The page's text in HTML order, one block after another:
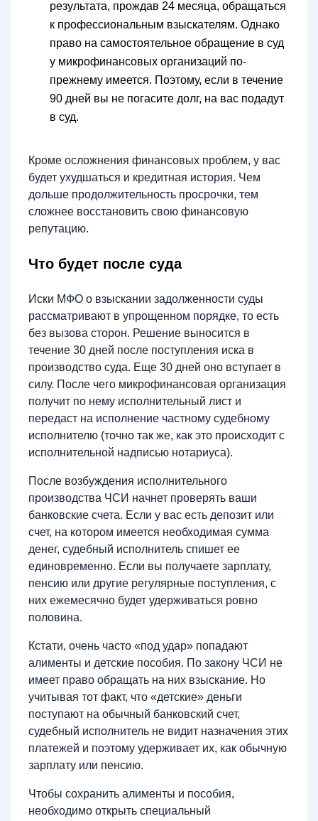
результата, прождав 24 месяца, обращаться
к профессиональным взыскателям. Однако
право на самостоятельное обращение в суд
у микрофинансовых организаций по-
прежнему имеется. Поэтому, если в течение
90 дней вы не погасите долг, на вас подадут
в суд.
Кроме осложнения финансовых проблем, у вас
будет ухудшаться и кредитная история. Чем
дольше продолжительность просрочки, тем
сложнее восстановить свою финансовую
репутацию.
Что будет после суда
Иски МФО о взыскании задолженности суды
рассматривают в упрощенном порядке, то есть
без вызова сторон. Решение выносится в
течение 30 дней после поступления иска в
производство суда. Еще 30 дней оно вступает в
силу. После чего микрофинансовая организация
получит по нему исполнительный лист и
передаст на исполнение частному судебному
исполнителю (точно так же, как это происходит с
исполнительной надписью нотариуса).
После возбуждения исполнительного
производства ЧСИ начнет проверять ваши
банковские счета. Если у вас есть депозит или
счет, на котором имеется необходимая сумма
денег, судебный исполнитель спишет ее
единовременно. Если вы получаете зарплату,
пенсию или другие регулярные поступления, с
них ежемесячно будет удерживаться ровно
половина.
Кстати, очень часто «под удар» попадают
алименты и детские пособия. По закону ЧСИ не
имеет право обращать на них взыскание. Но
учитывая тот факт, что «детские» деньги
поступают на обычный банковский счет,
судебный исполнитель не видит назначения этих
платежей и поэтому удерживает их, как обычную
зарплату или пенсию.
Чтобы сохранить алименты и пособия,
необходимо открыть специальный